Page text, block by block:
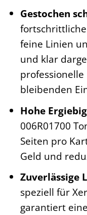
Gestochen
feine Linien
und klar
bleibenden
Hohe
006R01700
Seiten pro
Geld und
Zuverlässige
speziell für
garantiert